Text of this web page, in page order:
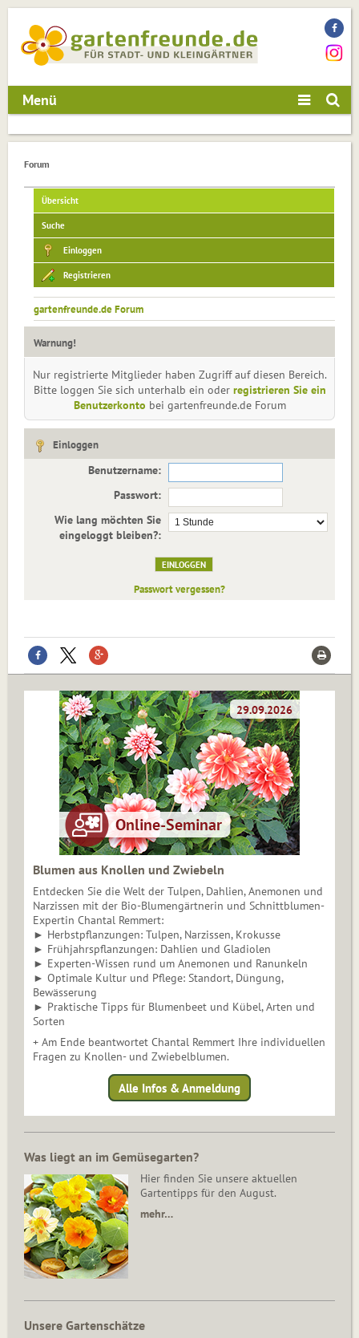
Menü
Forum
Übersicht
Suche
Einloggen
Registrieren
gartenfreunde.de Forum
Warnung!
Nur registrierte Mitglieder haben Zugriff auf diesen Bereich.
Bitte loggen Sie sich unterhalb ein oder registrieren Sie ein
Benutzerkonto bei gartenfreunde.de Forum
Einloggen
Benutzername:
Passwort:
Wie lang möchten Sie
eingeloggt bleiben?:
Passwort vergessen?
Blumen aus Knollen und Zwiebeln
Entdecken Sie die Welt der Tulpen, Dahlien, Anemonen und
Narzissen mit der Bio-Blumengärtnerin und Schnittblumen-
Expertin Chantal Remmert:
► Herbstpflanzungen: Tulpen, Narzissen, Krokusse
► Frühjahrspflanzungen: Dahlien und Gladiolen
► Experten-Wissen rund um Anemonen und Ranunkeln
► Optimale Kultur und Pflege: Standort, Düngung,
Bewässerung
► Praktische Tipps für Blumenbeet und Kübel, Arten und
Sorten
+ Am Ende beantwortet Chantal Remmert Ihre individuellen
Fragen zu Knollen- und Zwiebelblumen.
Alle Infos & Anmeldung
Was liegt an im Gemüsegarten?
Hier finden Sie unsere aktuellen
Gartentipps für den August.
mehr…
Unsere Gartenschätze